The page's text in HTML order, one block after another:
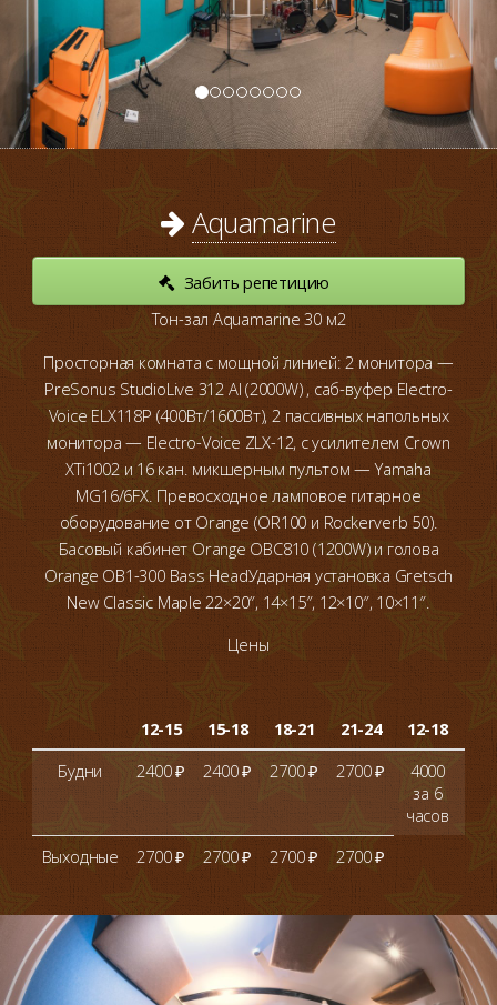
Aquamarine
Забить репетицию
Тон-зал Aquamarine 30 м2
Просторная комната с мощной линией: 2 монитора —
PreSonus StudioLive 312 AI (2000W) , саб-вуфер Electro-
Voice ELX118P (400Вт/1600Вт), 2 пассивных напольных
монитора — Electro-Voice ZLX-12, с усилителем Crown
XTi1002 и 16 кан. микшерным пультом — Yamaha
MG16/6FX. Превосходное ламповое гитарное
оборудование от Orange (OR100 и Rockerverb 50).
Басовый кабинет Orange OBC810 (1200W) и голова
Orange OB1-300 Bass HeadУдарная установка Gretsch
New Classic Maple 22×20″, 14×15″, 12×10″, 10×11″.
Цены
12-15 15-18 18-21 21-24 12-18
Будни
2400 ₽ 2400 ₽ 2700 ₽ 2700 ₽
4000
за 6
часов
Выходные 2700 ₽ 2700 ₽ 2700 ₽ 2700 ₽